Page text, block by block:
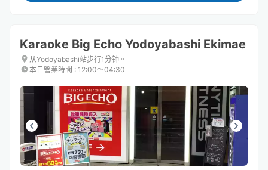
Karaoke Big Echo Yodoyabashi Ekimae
从Yodoyabashi站步行1分钟。
本日營業時間 : 12:00〜04:30